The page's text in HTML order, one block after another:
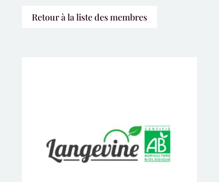
Retour à la liste des membres